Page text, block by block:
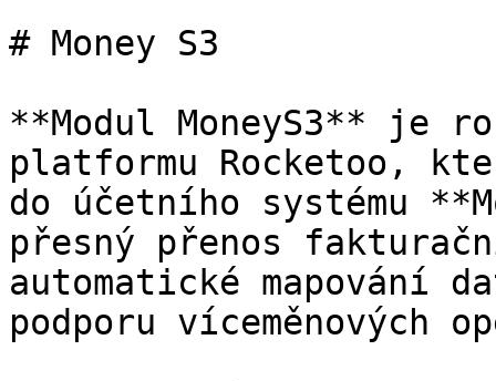
# Money S3
**Modul MoneyS3** je
platformu Rocketoo,
do účetního systému
přesný přenos
automatické mapování
podporu víceměnových